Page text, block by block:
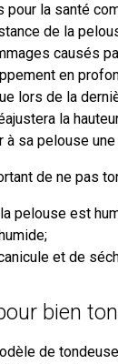
la santé
de la
causés
en
lors de la
la
sa pelouse une
de ne pas
pelouse est
et de
bien
de